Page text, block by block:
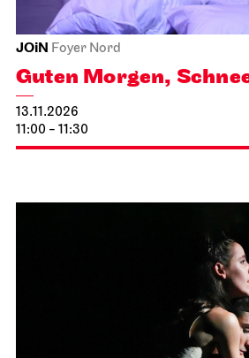
Schauspiel StuttgartKammertheater
Kleiner Mann
– was nun?
24.10.2026
19:30